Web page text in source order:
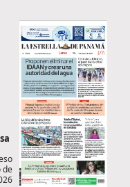
de